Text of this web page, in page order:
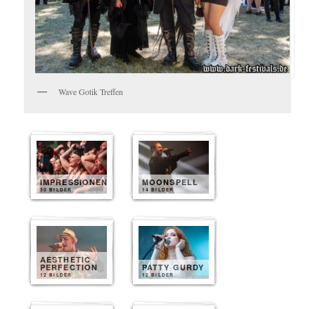
Wave Gotik Treffen
IMPRESSIONEN
30 BILDER
MOONSPELL
14 BILDER
AESTHETIC
PERFECTION
12 BILDER
PATTY GURDY
12 BILDER